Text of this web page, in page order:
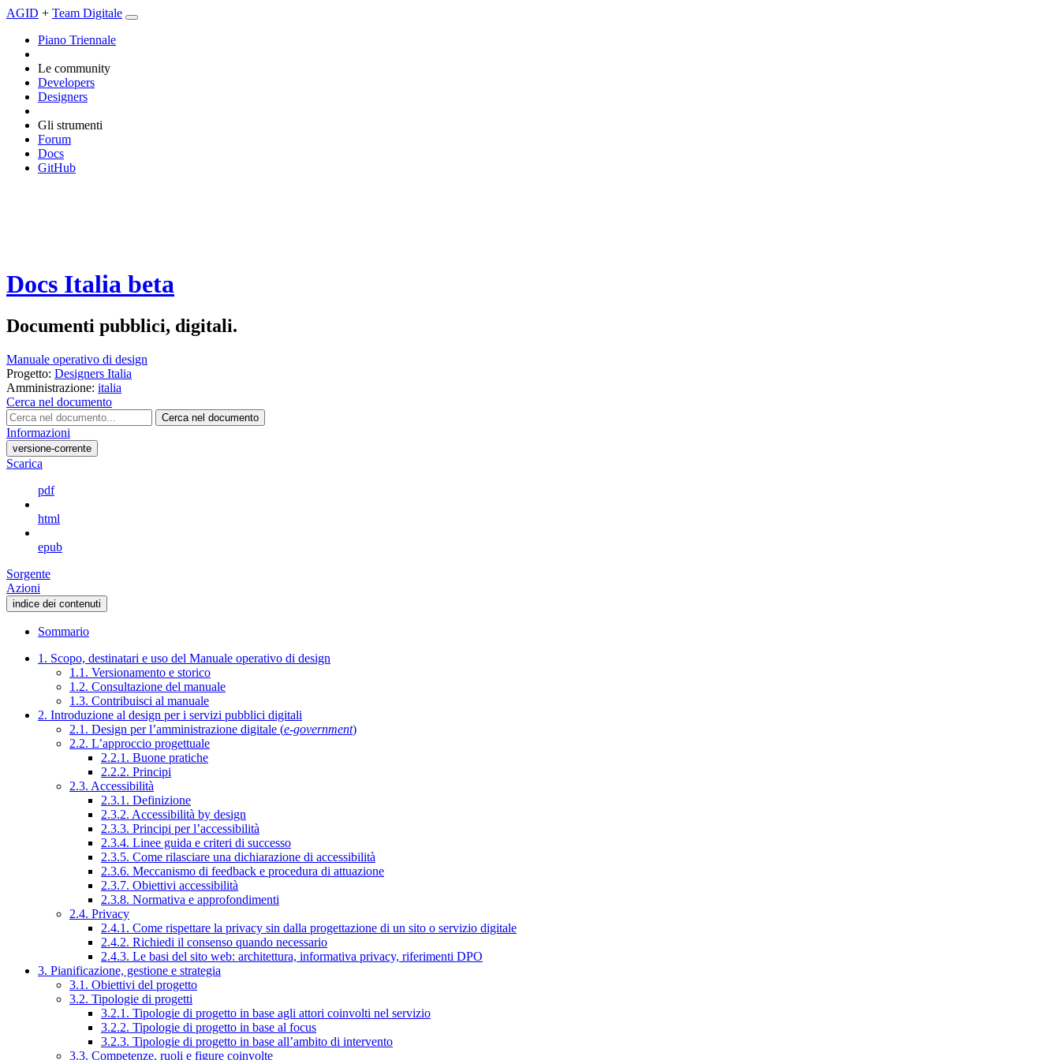
AGID + Team Digitale
Piano Triennale
Le community
Developers
Designers
Gli strumenti
Forum
Docs
GitHub
Docs Italia beta
Documenti pubblici, digitali.
Manuale operativo di design
Progetto: Designers Italia
Amministrazione: italia
Cerca nel documento
Cerca nel documento
Informazioni
versione-corrente
Scarica
pdf
html
epub
Sorgente
Azioni
indice dei contenuti
Sommario
1. Scopo, destinatari e uso del Manuale operativo di design
1.1. Versionamento e storico
1.2. Consultazione del manuale
1.3. Contribuisci al manuale
2. Introduzione al design per i servizi pubblici digitali
2.1. Design per l’amministrazione digitale (e-government)
2.2. L’approccio progettuale
2.2.1. Buone pratiche
2.2.2. Principi
2.3. Accessibilità
2.3.1. Definizione
2.3.2. Accessibilità by design
2.3.3. Principi per l’accessibilità
2.3.4. Linee guida e criteri di successo
2.3.5. Come rilasciare una dichiarazione di accessibilità
2.3.6. Meccanismo di feedback e procedura di attuazione
2.3.7. Obiettivi accessibilità
2.3.8. Normativa e approfondimenti
2.4. Privacy
2.4.1. Come rispettare la privacy sin dalla progettazione di un sito o servizio digitale
2.4.2. Richiedi il consenso quando necessario
2.4.3. Le basi del sito web: architettura, informativa privacy, riferimenti DPO
3. Pianificazione, gestione e strategia
3.1. Obiettivi del progetto
3.2. Tipologie di progetti
3.2.1. Tipologie di progetto in base agli attori coinvolti nel servizio
3.2.2. Tipologie di progetto in base al focus
3.2.3. Tipologie di progetto in base all’ambito di intervento
3.3. Competenze, ruoli e figure coinvolte